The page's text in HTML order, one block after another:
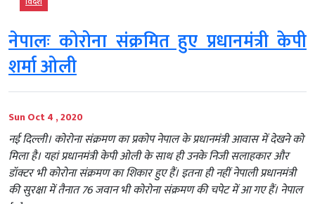
नेपालः कोरोना संक्रमित हुए प्रधानमंत्री केपी
शर्मा ओली
Sun Oct 4 , 2020
नई दिल्ली। कोरोना संक्रमण का प्रकोप नेपाल के प्रधानमंत्री आवास में देखने को
मिला है। यहां प्रधानमंत्री केपी ओली के साथ ही उनके निजी सलाहकार और
डॉक्टर भी कोरोना संक्रमण का शिकार हुए हैं। इतना ही नहीं नेपाली प्रधानमंत्री
की सुरक्षा में तैनात 76 जवान भी कोरोना संक्रमण की चपेट में आ गए हैं। नेपाल